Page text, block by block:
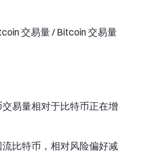
交易量 / Bitcoin 交易量
易量相对于比特币正在增
比特币，相对风险偏好减